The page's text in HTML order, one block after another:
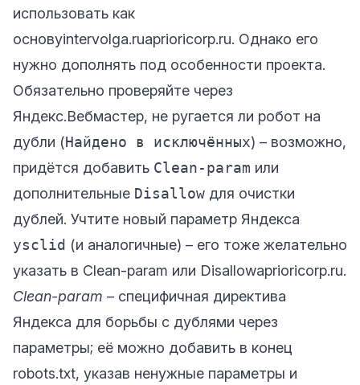
использовать как
основуintervolga.ruaprioricorp.ru. Однако его
нужно дополнять под особенности проекта.
Обязательно проверяйте через
Яндекс.Вебмастер, не ругается ли робот на
дубли (Найдено в исключённых) – возможно,
придётся добавить Clean-param или
дополнительные Disallow для очистки
дублей. Учтите новый параметр Яндекса
ysclid (и аналогичные) – его тоже желательно
указать в Clean-param или Disallowaprioricorp.ru.
Clean-param – специфичная директива
Яндекса для борьбы с дублями через
параметры; её можно добавить в конец
robots.txt, указав ненужные параметры и